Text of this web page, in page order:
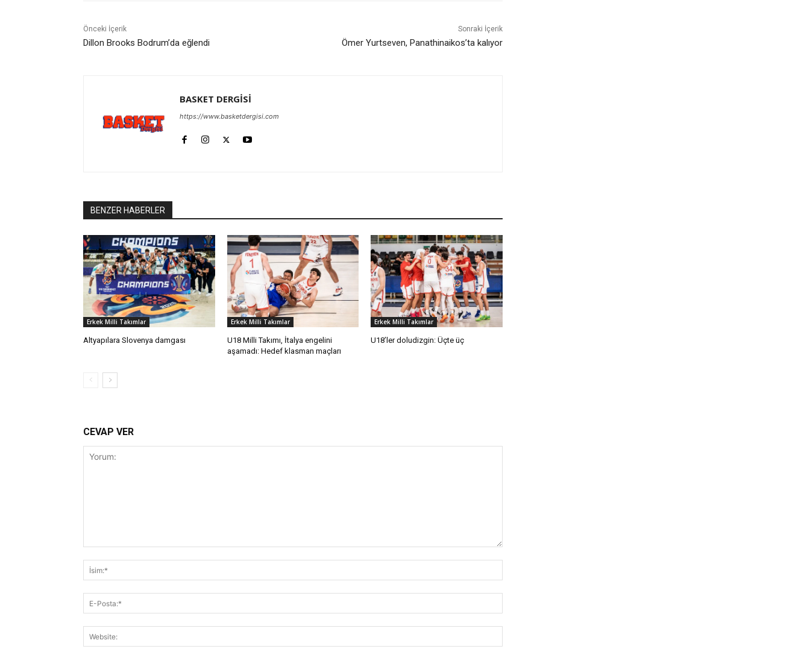
Önceki İçerik
Dillon Brooks Bodrum’da eğlendi
Sonraki İçerik
Ömer Yurtseven, Panathinaikos’ta kalıyor
BASKET DERGİSİ
https://www.basketdergisi.com
BENZER HABERLER
Erkek Milli Takımlar
Altyapılara Slovenya damgası
Erkek Milli Takımlar
U18 Milli Takımı, İtalya engelini
aşamadı: Hedef klasman maçları
Erkek Milli Takımlar
U18’ler doludizgin: Üçte üç
CEVAP VER
Posta:*